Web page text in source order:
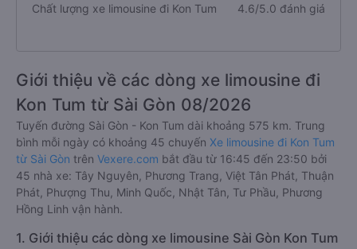
Chất lượng xe limousine đi Kon Tum 4.6/5.0 đánh giá
Giới thiệu về các dòng xe limousine đi
Kon Tum từ Sài Gòn 08/2026
Tuyến đường Sài Gòn - Kon Tum dài khoảng 575 km. Trung
bình mỗi ngày có khoảng 45 chuyến Xe limousine đi Kon Tum
từ Sài Gòn trên Vexere.com bắt đầu từ 16:45 đến 23:50 bởi
45 nhà xe: Tây Nguyên, Phương Trang, Việt Tân Phát, Thuận
Phát, Phượng Thu, Minh Quốc, Nhật Tân, Tư Phầu, Phương
Hồng Linh vận hành.
1. Giới thiệu các dòng xe limousine Sài Gòn Kon Tum